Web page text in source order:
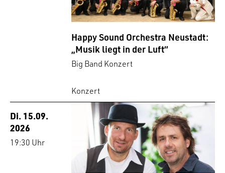
Happy Sound Orchestra Neustadt:
„Musik liegt in der Luft“
Big Band Konzert
Konzert
Di. 15.09.
2026
19:30 Uhr